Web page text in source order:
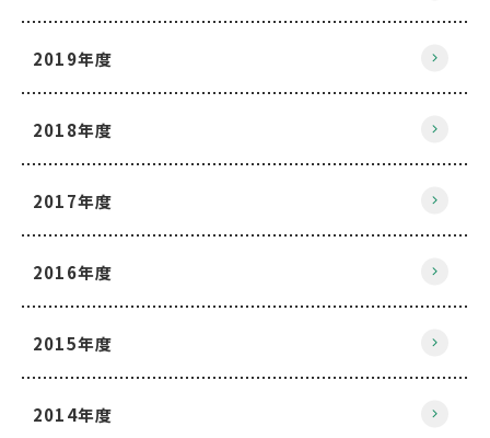
2019年度
2018年度
2017年度
2016年度
2015年度
2014年度